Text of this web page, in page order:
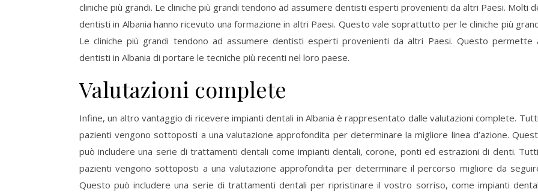
cliniche più grandi. Le cliniche più grandi tendono ad assumere dentisti esperti provenienti da altri Paesi. Molti
dentisti in Albania hanno ricevuto una formazione in altri Paesi. Questo vale soprattutto per le cliniche più
Le cliniche più grandi tendono ad assumere dentisti esperti provenienti da altri Paesi. Questo permette
dentisti in Albania di portare le tecniche più recenti nel loro paese.
Valutazioni complete
Infine, un altro vantaggio di ricevere impianti dentali in Albania è rappresentato dalle valutazioni complete.
pazienti vengono sottoposti a una valutazione approfondita per determinare la migliore linea d’azione.
può includere una serie di trattamenti dentali come impianti dentali, corone, ponti ed estrazioni di denti.
pazienti vengono sottoposti a una valutazione approfondita per determinare il percorso migliore da
Questo può includere una serie di trattamenti dentali per ripristinare il vostro sorriso, come impianti